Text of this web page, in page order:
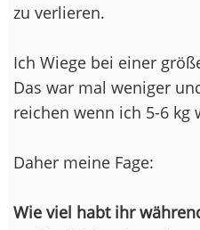
zu verlieren.
Ich Wiege bei einer
Das war mal weniger
reichen wenn ich 5-6 kg
Daher meine Fage:
Wie viel habt ihr